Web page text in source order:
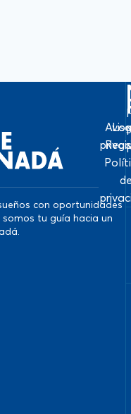
con oportunidades
somos tu guía hacia un